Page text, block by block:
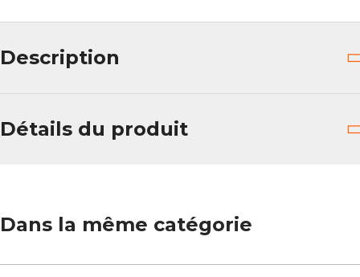
Description
Détails du produit
Dans la même catégorie